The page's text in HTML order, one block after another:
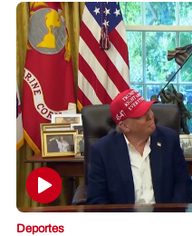
Deportes